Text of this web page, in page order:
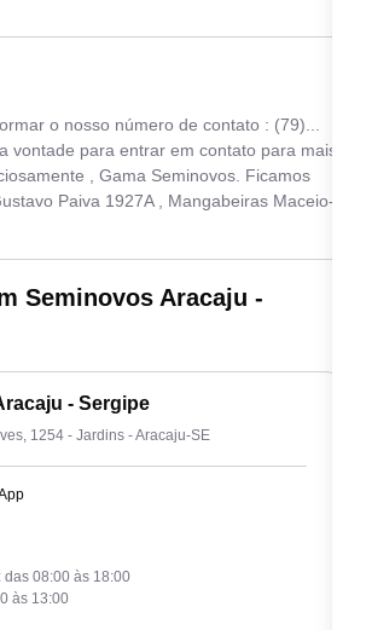
o nosso número de contato : (79)...
vontade para entrar em contato para mais
, Gama Seminovos. Ficamos
Paiva 1927A , Mangabeiras Maceio-
Seminovos Aracaju -
- Sergipe
1254 - Jardins - Aracaju-SE
08:00 às 18:00
às 13:00